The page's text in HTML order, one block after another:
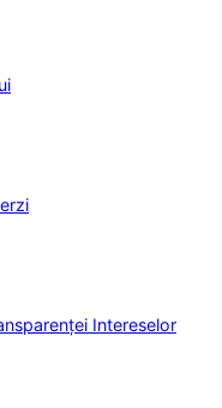
Intereselor